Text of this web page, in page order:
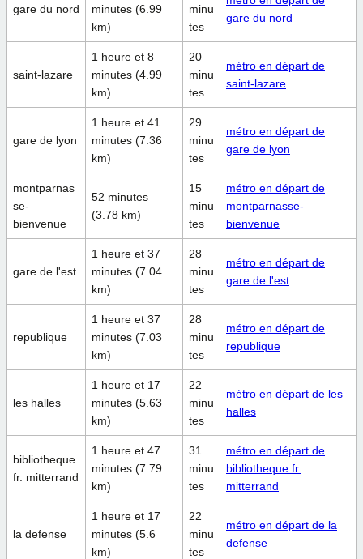
gare du nord
minutes (6.99
km)
minu
tes
gare du nord
saint-lazare
1 heure et 8
minutes (4.99
km)
20
minu
tes
métro en départ de
saint-lazare
gare de lyon
1 heure et 41
minutes (7.36
km)
29
minu
tes
métro en départ de
gare de lyon
montparnas
se-
bienvenue
52 minutes
(3.78 km)
15
minu
tes
métro en départ de
montparnasse-
bienvenue
gare de l'est
1 heure et 37
minutes (7.04
km)
28
minu
tes
métro en départ de
gare de l'est
republique
1 heure et 37
minutes (7.03
km)
28
minu
tes
métro en départ de
republique
les halles
1 heure et 17
minutes (5.63
km)
22
minu
tes
métro en départ de les
halles
bibliotheque
fr. mitterrand
1 heure et 47
minutes (7.79
km)
31
minu
tes
métro en départ de
bibliotheque fr.
mitterrand
la defense
1 heure et 17
minutes (5.6
km)
22
minu
tes
métro en départ de la
defense